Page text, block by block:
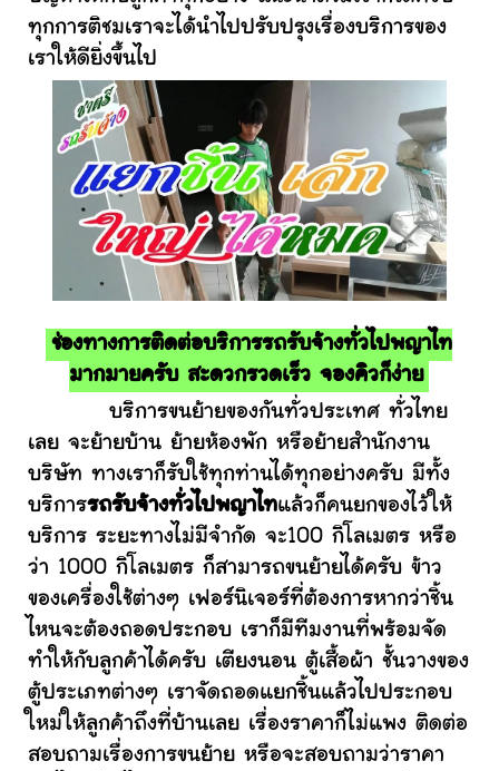
ทุกการติชมเราจะได้นำไปปรับปรุงเรื่องบริการของ
เราให้ดียิ่งขึ้นไป
ช่องทางการติดต่อบริการรถรับจ้างทั่วไปพญาไท
มากมายครับ สะดวกรวดเร็ว จองคิวก็ง่าย
บริการขนย้ายของกันทั่วประเทศ ทั่วไทย
เลย จะย้ายบ้าน ย้ายห้องพัก หรือย้ายสำนักงาน
บริษัท ทางเราก็รับใช้ทุกท่านได้ทุกอย่างครับ มีทั้ง
บริการรถรับจ้างทั่วไปพญาไทแล้วก็คนยกของไว้ให้
บริการ ระยะทางไม่มีจำกัด จะ100 กิโลเมตร หรือ
ว่า 1000 กิโลเมตร ก็สามารถขนย้ายได้ครับ ข้าว
ของเครื่องใช้ต่างๆ เฟอร์นิเจอร์ที่ต้องการหากว่าชิ้น
ไหนจะต้องถอดประกอบ เราก็มีทีมงานที่พร้อมจัด
ทำให้กับลูกค้าได้ครับ เตียงนอน ตู้เสื้อผ้า ชั้นวางของ
ตู้ประเภทต่างๆ เราจัดถอดแยกชิ้นแล้วไปประกอบ
ใหม่ให้ลูกค้าถึงที่บ้านเลย เรื่องราคาก็ไม่แพง ติดต่อ
สอบถามเรื่องการขนย้าย หรือจะสอบถามว่าราคา